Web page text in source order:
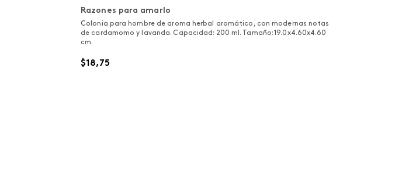
Razones para amarlo
Colonia para hombre de aroma herbal aromático, con modernas notas
de cardamomo y lavanda. Capacidad: 200 ml. Tamaño: 19.0x4.60x4.60
cm.
$18,75